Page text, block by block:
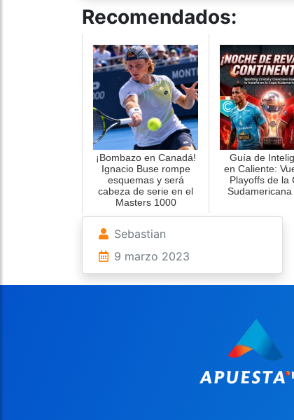
Recomendados:
¡Bombazo en Canadá!
Ignacio Buse rompe
esquemas y será
cabeza de serie en el
Masters 1000
Guía de
en Caliente:
Playoffs de la
Sudamericana
Sebastian
9 marzo 2023